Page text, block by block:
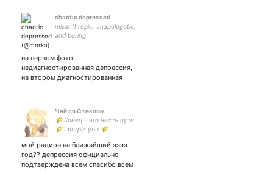
chaotic depressed
misanthropic, unapologetic,
and boring
на первом фото
недиагностированная депрессия,
на втором диагностированная
Чай со Стеклом
🌾 Конец - это часть пути
🌾 I purple you 🌾
интересным✨ 714747179
eur 🌾 skz 🌾 щитпост 🌾
(юп
мой рацион на ближайший ээээ
год?? депрессия официально
подтверждена всем спасибо всем